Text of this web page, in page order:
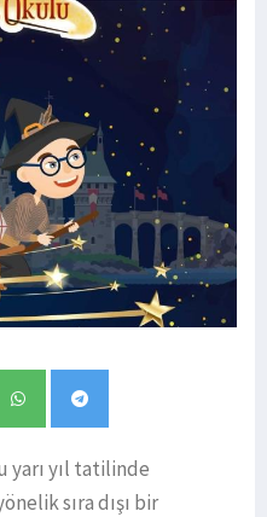
yarı yıl tatilinde
sıra dışı bir